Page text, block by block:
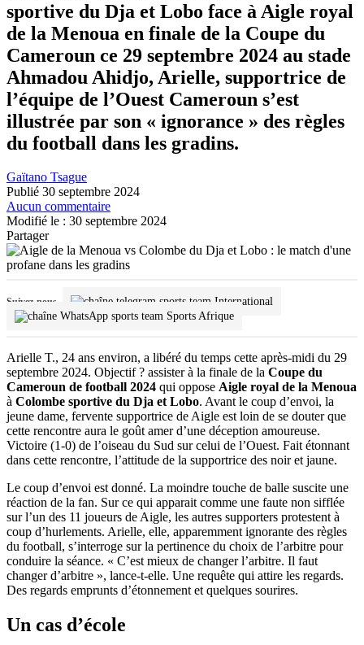
sportive du Dja et Lobo face à Aigle royal
de la Menoua en finale de la Coupe du
Cameroun ce 29 septembre 2024 au stade
Ahmadou Ahidjo, Arielle, supportrice de
l’équipe de l’Ouest Cameroun s’est
illustrée par son « ignorance » des règles
du football dans les gradins.
Gaïtano Tsague
Publié 30 septembre 2024
Aucun commentaire
Modifié le : 30 septembre 2024
Partager
Suivez-nous
International
Sports Afrique
Arielle T., 24 ans environ, a libéré du temps cette après-midi du 29
septembre 2024. Objectif ? assister à la finale de la Coupe du
Cameroun de football 2024 qui oppose Aigle royal de la Menoua
à Colombe sportive du Dja et Lobo. Avant le coup d’envoi, la
jeune dame, fervente supportrice de Aigle est loin de se douter que
cette rencontre aura le goût amer d’une déception amoureuse.
Victoire (1-0) de l’oiseau du Sud sur celui de l’Ouest. Fait étonnant
dans cette rencontre, l’attitude de la supportrice des noir et jaune.
Le coup d’envoi est donné. La moindre touche de balle suscite une
réaction de la fan. Sur ce qui apparait comme une faute non sifflée
sur l’un des 11 joueurs de Aigle, les autres supporters protestent à
coup d’hurlements. Arielle, elle, apparemment ignorante des règles
du football, s’interroge sur la pertinence du choix de l’arbitre pour
conduire la séance. « C’est mieux de changer l’arbitre. Il faut
changer d’arbitre », lance-t-elle. Une requête qui attire les regards.
Des regards emprunts d’étonnement et quelques sourires.
Un cas d’école